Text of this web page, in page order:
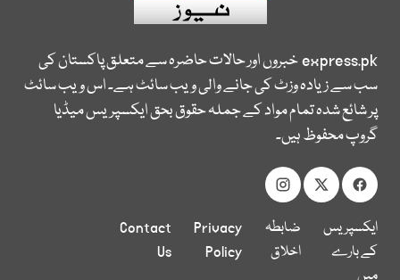
express.pkخبروں اور حالات حاضرہ سے متعلق پاکستان کی
سب سے زیادہ وزٹ کی جانے والی ویب سائٹ ہے۔ اس ویب سائٹ
پر شائع شدہ تمام مواد کے جملہ حقوق بحق ایکسپریس میڈیا
گروپ محفوظ ہیں۔
ایکسپریس
کے بارے
ضابطہ
اخلاق
Privacy
Policy
Contact
Us